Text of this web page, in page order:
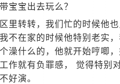
宝出去玩么？
转转，我们忙的时候他也
不在家的时候他特别老实
澡什么的，他就开始哼唧
作就有负罪感， 觉得特别
好演。